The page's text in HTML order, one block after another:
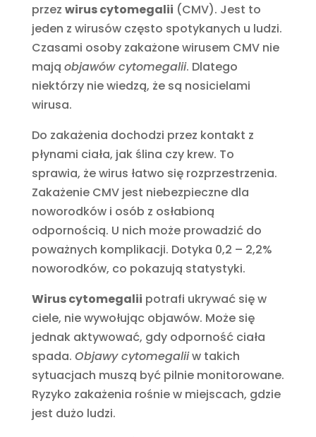
przez wirus cytomegalii (CMV). Jest to
jeden z wirusów często spotykanych u ludzi.
Czasami osoby zakażone wirusem CMV nie
mają objawów cytomegalii. Dlatego
niektórzy nie wiedzą, że są nosicielami
wirusa.
Do zakażenia dochodzi przez kontakt z
płynami ciała, jak ślina czy krew. To
sprawia, że wirus łatwo się rozprzestrzenia.
Zakażenie CMV jest niebezpieczne dla
noworodków i osób z osłabioną
odpornością. U nich może prowadzić do
poważnych komplikacji. Dotyka 0,2 – 2,2%
noworodków, co pokazują statystyki.
Wirus cytomegalii potrafi ukrywać się w
ciele, nie wywołując objawów. Może się
jednak aktywować, gdy odporność ciała
spada. Objawy cytomegaliiw takich
sytuacjach muszą być pilnie monitorowane.
Ryzyko zakażenia rośnie w miejscach, gdzie
jest dużo ludzi.